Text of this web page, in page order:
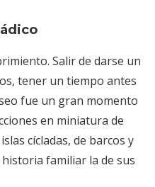
Salir de darse un
tener un tiempo antes
fue un gran momento
en miniatura de
cícladas, de barcos y
familiar la de sus